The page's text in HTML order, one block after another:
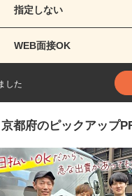
指定しない
WEB面接OK
した
京都府のピックアップ